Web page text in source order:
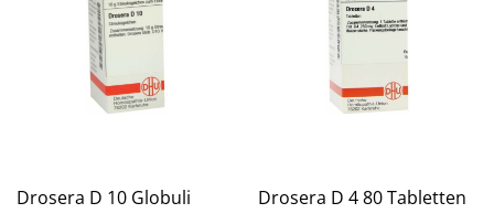
Drosera D 10 Globuli Drosera D 4 80 Tabletten